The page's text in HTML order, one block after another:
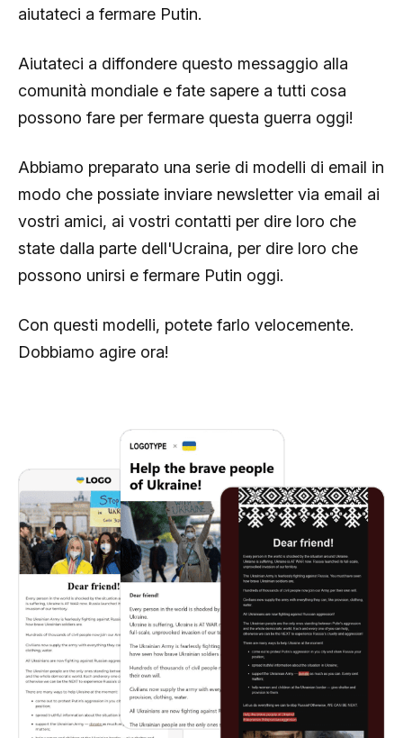
aiutateci a fermare Putin.
Aiutateci a diffondere questo messaggio alla
comunità mondiale e fate sapere a tutti cosa
possono fare per fermare questa guerra oggi!
Abbiamo preparato una serie di modelli di email in
modo che possiate inviare newsletter via email ai
vostri amici, ai vostri contatti per dire loro che
state dalla parte dell'Ucraina, per dire loro che
possono unirsi e fermare Putin oggi.
Con questi modelli, potete farlo velocemente.
Dobbiamo agire ora!